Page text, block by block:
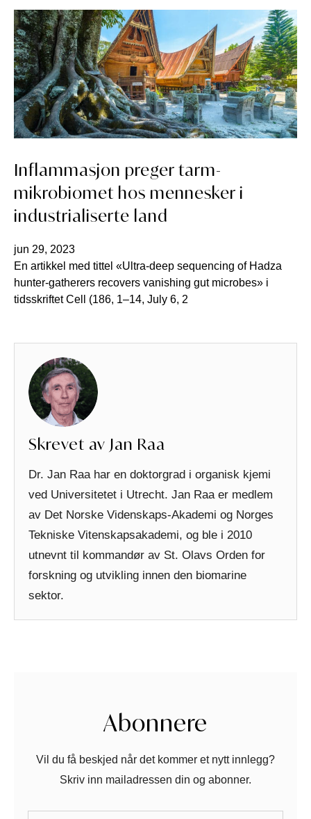
Inflammasjon preger tarm-
mikrobiomet hos mennesker i
industrialiserte land
jun 29, 2023
En artikkel med tittel «Ultra-deep sequencing of Hadza
hunter-gatherers recovers vanishing gut microbes» i
tidsskriftet Cell (186, 1–14, July 6, 2
Skrevet av Jan Raa
Dr. Jan Raa har en doktorgrad i organisk kjemi
ved Universitetet i Utrecht. Jan Raa er medlem
av Det Norske Videnskaps-Akademi og Norges
Tekniske Vitenskapsakademi, og ble i 2010
utnevnt til kommandør av St. Olavs Orden for
forskning og utvikling innen den biomarine
sektor.
Abonnere
Vil du få beskjed når det kommer et nytt innlegg?
Skriv inn mailadressen din og abonner.